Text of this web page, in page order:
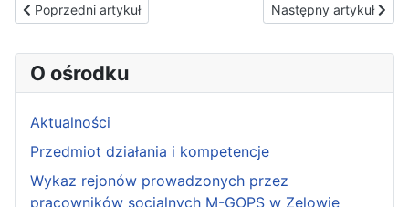
Poprzedni artykuł: Zapytanie ofertowe
Poprzedni artykuł Następny artykuł:
Następny artykuł
O ośrodku
Aktualności
Przedmiot działania i kompetencje
Wykaz rejonów prowadzonych przez
pracowników socjalnych M-GOPS w Zelowie